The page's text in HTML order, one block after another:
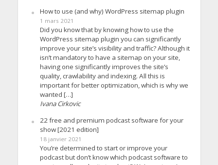
How to use (and why) WordPress sitemap plugin
1 mars 2021
Did you know that by knowing how to use the
WordPress sitemap plugin you can significantly
improve your site’s visibility and traffic? Although it
isn’t mandatory to have a sitemap on your site,
having one significantly improves the site’s
quality, crawlability and indexing. All this is
important for better optimization, which is why we
wanted […]
Ivana Cirkovic
22 free and premium podcast software for your
show [2021 edition]
18 janvier 2021
You’re determined to start or improve your
podcast but don’t know which podcast software to